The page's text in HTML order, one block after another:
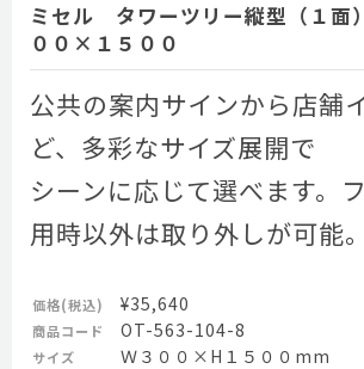
ミセル タワーツリー縦型（１面
００×１５００
公共の案内サインから店舗
ど、多彩なサイズ展開で
シーンに応じて選べます。
用時以外は取り外しが可能。
価格(税込) ¥35,640
商品コード OT-563-104-8
サイズ Ｗ３００×H１５００mm